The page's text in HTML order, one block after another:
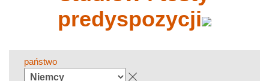
predyspozycji
państwo